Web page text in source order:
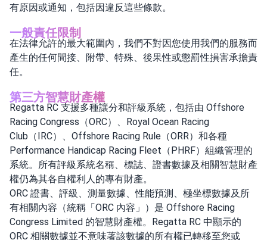
有原因或通知，包括因違反這些條款。
一般責任限制
在法律允許的最大範圍內，我們不對因您使用我們的服務而
產生的任何間接、附帶、特殊、後果性或懲罰性損害承擔責
任。
第三方智慧財產權
Regatta RC 支援多種讓分和評級系統，包括由 Offshore
Racing Congress（ORC）、Royal Ocean Racing
Club（IRC）、Offshore Racing Rule（ORR）和各種
Performance Handicap Racing Fleet（PHRF）組織管理的
系統。所有評級系統名稱、標誌、證書數據及相關智慧財產
權仍為其各自權利人的專有財產。
ORC 證書、評級、測量數據、性能預測、極坐標數據及所
有相關內容（統稱「ORC 內容」）是 Offshore Racing
Congress Limited 的智慧財產權。Regatta RC 中顯示的
ORC 相關數據並不意味著該數據的所有權已轉移至您或